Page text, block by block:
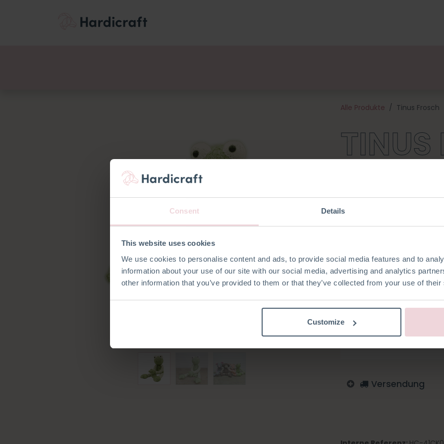
Consent Details
This website uses cookies
We use cookies to personalise content and ads, to provide social media features and to
information about your use of our site with our social media, advertising and analytics
other information that you’ve provided to them or that they’ve collected from your use of
Customize
Alle Produkte Tinus Frosch
TINUS
Dieser fröhliche Frosch ist
Krukkert! Tinus mit seinen
mit seinen Freunden zu
hochwertiges meliertes
benötigt sind (ohne
mit 2,5 mm Nadeln gestrickt.
Auf die Wunschliste
Melden Sie sich an, um
Englisch
Schwedisch
Versendung